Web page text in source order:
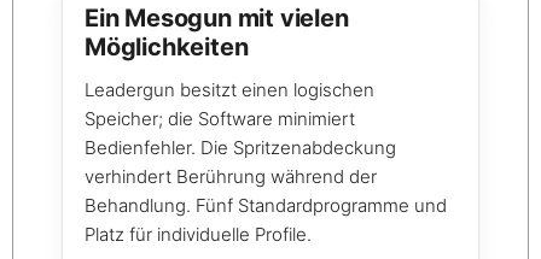
Ein Mesogun mit vielen
Möglichkeiten
Leadergun besitzt einen logischen
Speicher; die Software minimiert
Bedienfehler. Die Spritzenabdeckung
verhindert Berührung während der
Behandlung. Fünf Standardprogramme und
Platz für individuelle Profile.